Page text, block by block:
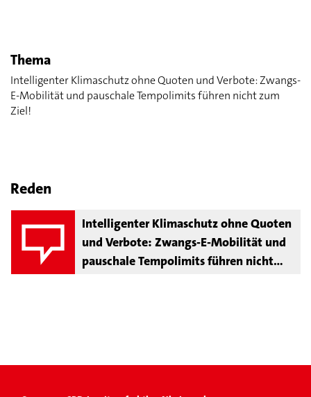
Thema
Intelligenter Klimaschutz ohne Quoten und Verbote: Zwangs-
E-Mobilität und pauschale Tempolimits führen nicht zum
Ziel!
Reden
Intelligenter Klimaschutz ohne Quoten
und Verbote: Zwangs-E-Mobilität und
pauschale Tempolimits führen nicht